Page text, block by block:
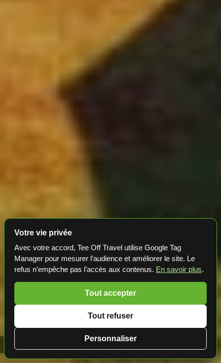
Golf en Espagne 📍 La Zambra
Votre vie privée
Avec votre accord, Tee Off Travel utilise Google Tag
Manager pour mesurer l’audience et améliorer le site. Le
refus n’empêche pas l’accès aux contenus. En savoir plus.
Tout accepter
Tout refuser
Personnaliser